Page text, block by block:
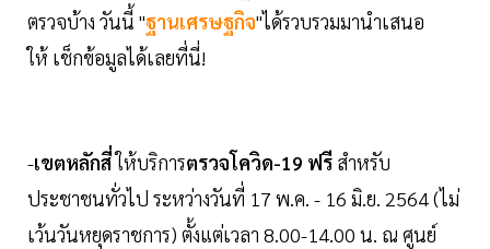
ตรวจบ้าง วันนี้ "ฐานเศรษฐกิจ"ได้รวบรวมมานำเสนอ
ให้ เช็กข้อมูลได้เลยที่นี่!
-เขตหลักสี่ให้บริการตรวจโควิด-19 ฟรี สำหรับ
ประชาชนทั่วไป ระหว่างวันที่ 17 พ.ค. - 16 มิ.ย. 2564 (ไม่
เว้นวันหยุดราชการ) ตั้งแต่เวลา 8.00-14.00 น. ณ ศูนย์